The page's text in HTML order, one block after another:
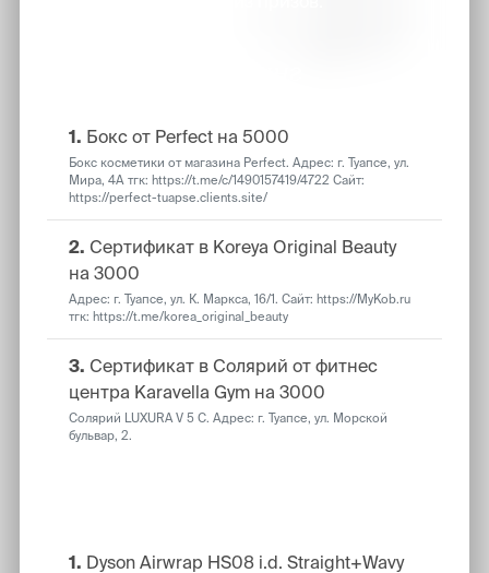
1. Бокс от Perfect на 5000
Бокс косметики от магазина Perfect. Адрес: г. Туапсе, ул.
Мира, 4А тгк: https://t.me/c/1490157419/4722 Сайт:
https://perfect-tuapse.clients.site/
2. Сертификат в Koreya Original Beauty
на 3000
Адрес: г. Туапсе, ул. К. Маркса, 16/1. Сайт: https://MyKob.ru
тгк: https://t.me/korea_original_beauty
3. Сертификат в Солярий от фитнес
центра Karavella Gym на 3000
Солярий LUXURA V 5 С. Адрес: г. Туапсе, ул. Морской
бульвар, 2.
1. Dyson Airwrap HS08 i.d. Straight+Wavy